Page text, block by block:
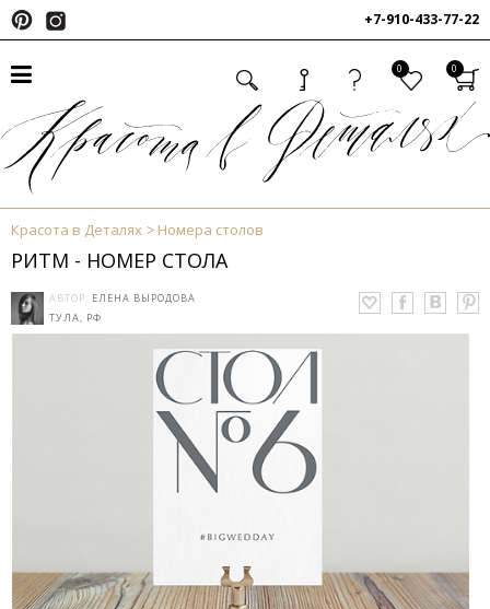
+7-910-433-77-22
0 0
Красота в Деталях Номера столов
РИТМ - НОМЕР СТОЛА
АВТОР: ЕЛЕНА ВЫРОДОВА
ТУЛА, РФ